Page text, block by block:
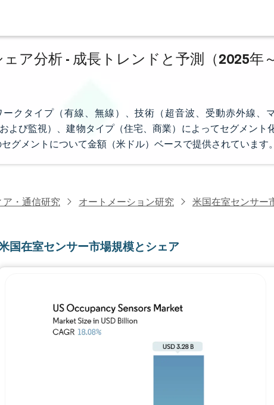
ア分析 - 成長トレンドと予測（2025年
クタイプ（有線、無線）、技術（超音波、受動赤外線、
よび監視）、建物タイプ（住宅、商業）によってセグメント
グメントについて金額（米ドル）ベースで提供されています。
・通信研究 オートメーション研究 米国在室センサー
国在室センサー市場規模とシェア